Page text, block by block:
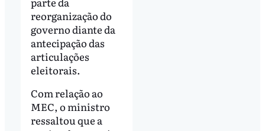
reorganização do
governo diante da
antecipação das
articulações
eleitorais.
Com relação ao
MEC, o ministro
ressaltou que a